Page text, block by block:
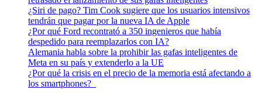
¿Siri de pago? Tim Cook sugiere que los usuarios intensivos
tendrán que pagar por la nueva IA de Apple
¿Por qué Ford recontrató a 350 ingenieros que había
despedido para reemplazarlos con IA?
Alemania habla sobre la prohibir las gafas inteligentes de
Meta en su país y extenderlo a la UE
¿Por qué la crisis en el precio de la memoria está afectando a
los smartphones?